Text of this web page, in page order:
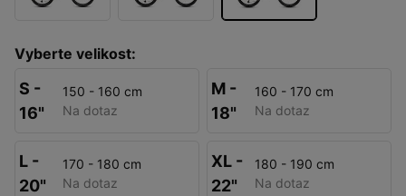
Vyberte velikost:
S -
16"
150 - 160 cm
Na dotaz
M -
18"
160 - 170 cm
Na dotaz
L -
20"
170 - 180 cm
Na dotaz
XL -
22"
180 - 190 cm
Na dotaz